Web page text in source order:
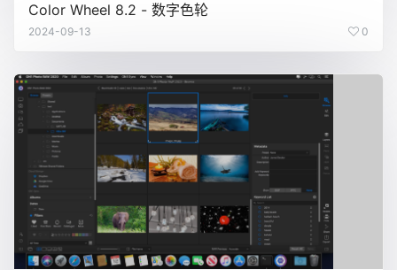
Color Wheel 8.2 - 数字色轮
2024-09-13 0